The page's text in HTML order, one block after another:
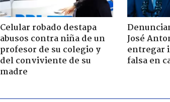
Celular robado destapa
abusos contra niña de un
profesor de su colegio y
del conviviente de su
madre
José
entregar
falsa en